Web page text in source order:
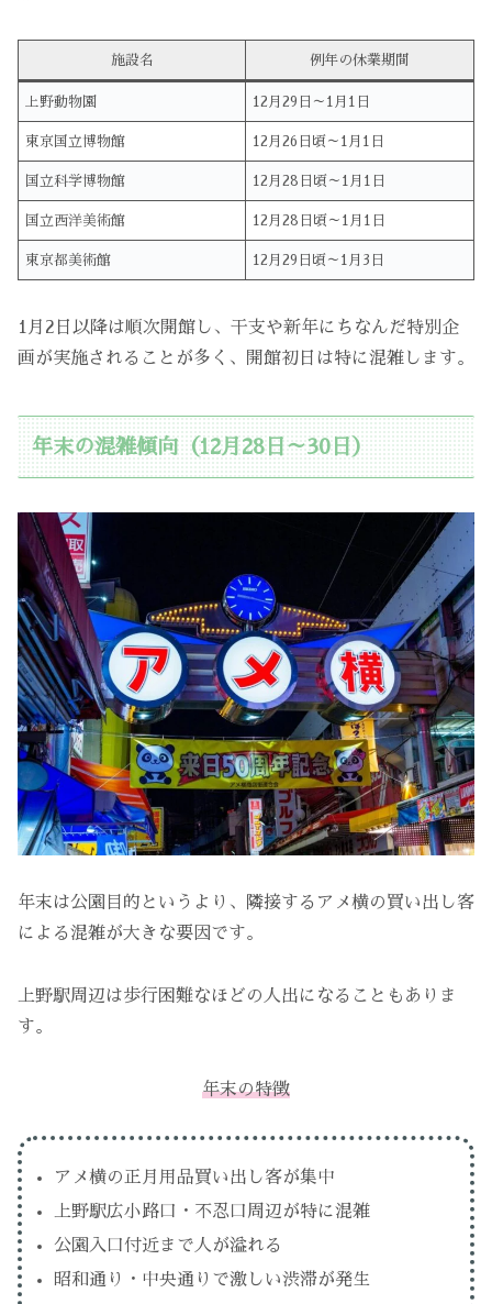
施設名 例年の休業期間
上野動物園 12月29日～1月1日
東京国立博物館 12月26日頃～1月1日
国立科学博物館 12月28日頃～1月1日
国立西洋美術館 12月28日頃～1月1日
東京都美術館 12月29日頃～1月3日
1月2日以降は順次開館し、干支や新年にちなんだ特別企
画が実施されることが多く、開館初日は特に混雑します。
年末の混雑傾向（12月28日～30日）
年末は公園目的というより、隣接するアメ横の買い出し客
による混雑が大きな要因です。
上野駅周辺は歩行困難なほどの人出になることもありま
す。
年末の特徴
アメ横の正月用品買い出し客が集中
上野駅広小路口・不忍口周辺が特に混雑
公園入口付近まで人が溢れる
昭和通り・中央通りで激しい渋滞が発生